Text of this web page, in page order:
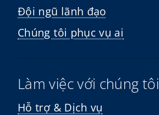
Đội ngũ lãnh đạo
Chúng tôi phục vụ ai
Làm việc với chúng tôi
Hỗ trợ & Dịch vụ